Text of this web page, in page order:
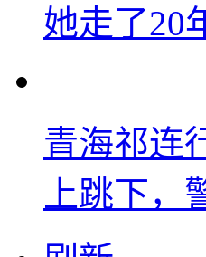
她走了20
青海祁连
上跳下，